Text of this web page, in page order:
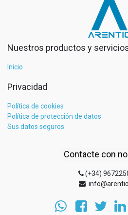
Nuestros productos y
Inicio
Privacidad
Política de cookies
Política de protección de datos
Sus datos seguros
Contacte con
(+34)